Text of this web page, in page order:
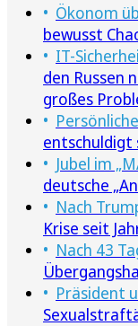
Ökonom
bewusst
IT-
den Russen
großes
entschuldigt
Jubel im
deutsche
Nach
Krise seit
Nach 43
Präsident